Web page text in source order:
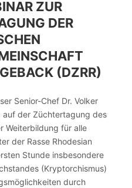
ZUR
DER
(DZRR)
Senior-Chef Dr. Volker
auf der Züchtertagung des
Weiterbildung für alle
der Rasse Rhodesian
Stunde insbesondere
(Kryptorchismus)
durch